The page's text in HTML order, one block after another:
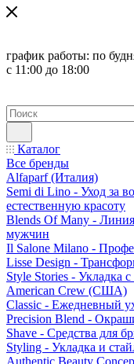
график работы: по
с 11:00 до 18:00
Каталог
Все бренды
Alfaparf (Италия)
Semi di Lino - Уход за
естественную красоту
Blends Of Many -
мужчин
Il Salone Milano -
Lisse Design -
Style Stories - Укладка
American Crew (США)
Classic - Ежедневный
Precision Blend -
Shave - Средства для
Styling - Укладка и
Authentic Beauty